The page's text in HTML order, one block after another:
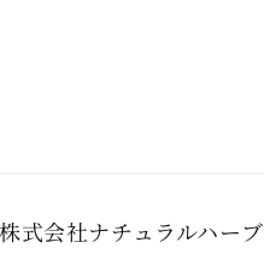
株式会社ナチュラルハーブ